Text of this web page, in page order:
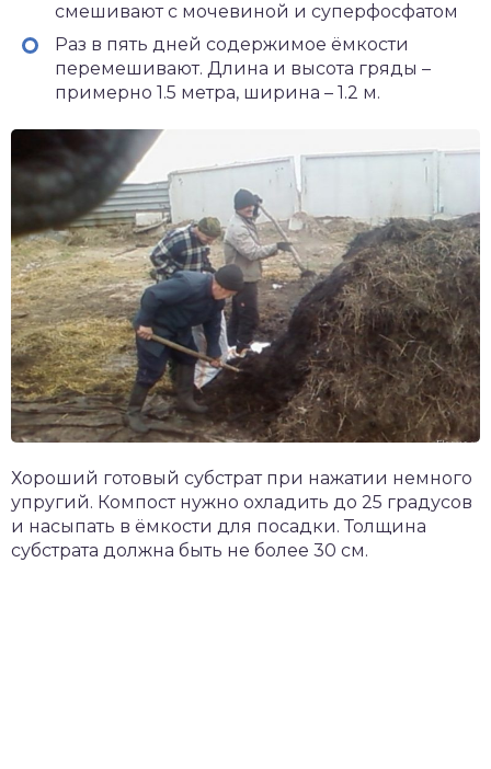
смешивают с мочевиной и суперфосфатом
Раз в пять дней содержимое ёмкости
перемешивают. Длина и высота гряды –
примерно 1.5 метра, ширина – 1.2 м.
Хороший готовый субстрат при нажатии немного
упругий. Компост нужно охладить до 25 градусов
и насыпать в ёмкости для посадки. Толщина
субстрата должна быть не более 30 см.